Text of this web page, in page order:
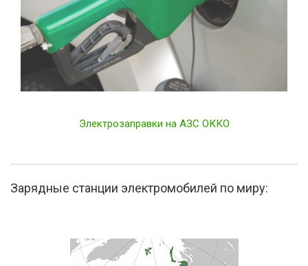
Электрозаправки на АЗС ОККО
Зарядные станции электромобилей по миру: